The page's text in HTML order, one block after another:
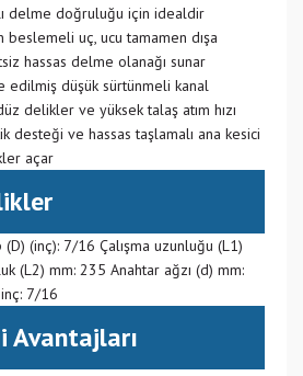
delme doğruluğu için idealdir
beslemeli uç, ucu tamamen dışa
hassas delme olanağı sunar
edilmiş düşük sürtünmeli kanal
delikler ve yüksek talaş atım hızı
desteği ve hassas taşlamalı ana kesici
açar
(inç): 7/16 Çalışma uzunluğu (L1)
(L2) mm: 235 Anahtar ağzı (d) mm:
7/16
Avantajları